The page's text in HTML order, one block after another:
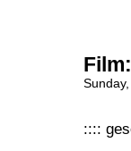
::::